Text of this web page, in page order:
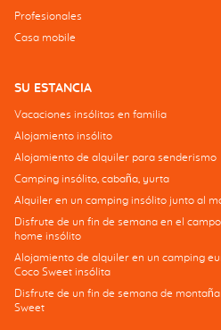
Profesionales
Casa mobile
SU ESTANCIA
Vacaciones insólitas en familia
Alojamiento insólito
Alojamiento de alquiler para senderismo
Camping insólito, cabaña, yurta
Alquiler en un camping insólito junto al
Disfrute de un fin de semana en el
home insólito
Alojamiento de alquiler en un camping
Coco Sweet insólita
Disfrute de un fin de semana de
Sweet